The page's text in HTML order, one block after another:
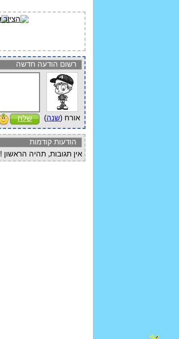
רשום הודעה חדשה
אורח (שנה) שלח
הודעות קודמות
אין תגובות, תהיה הראשון !